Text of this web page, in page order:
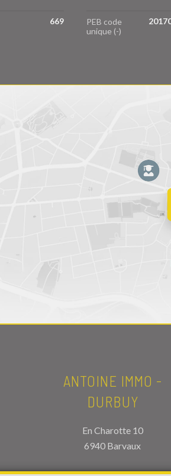
669
PEB code
unique (-)
ANTOINE IMMO -
DURBUY
En Charotte 10
6940 Barvaux